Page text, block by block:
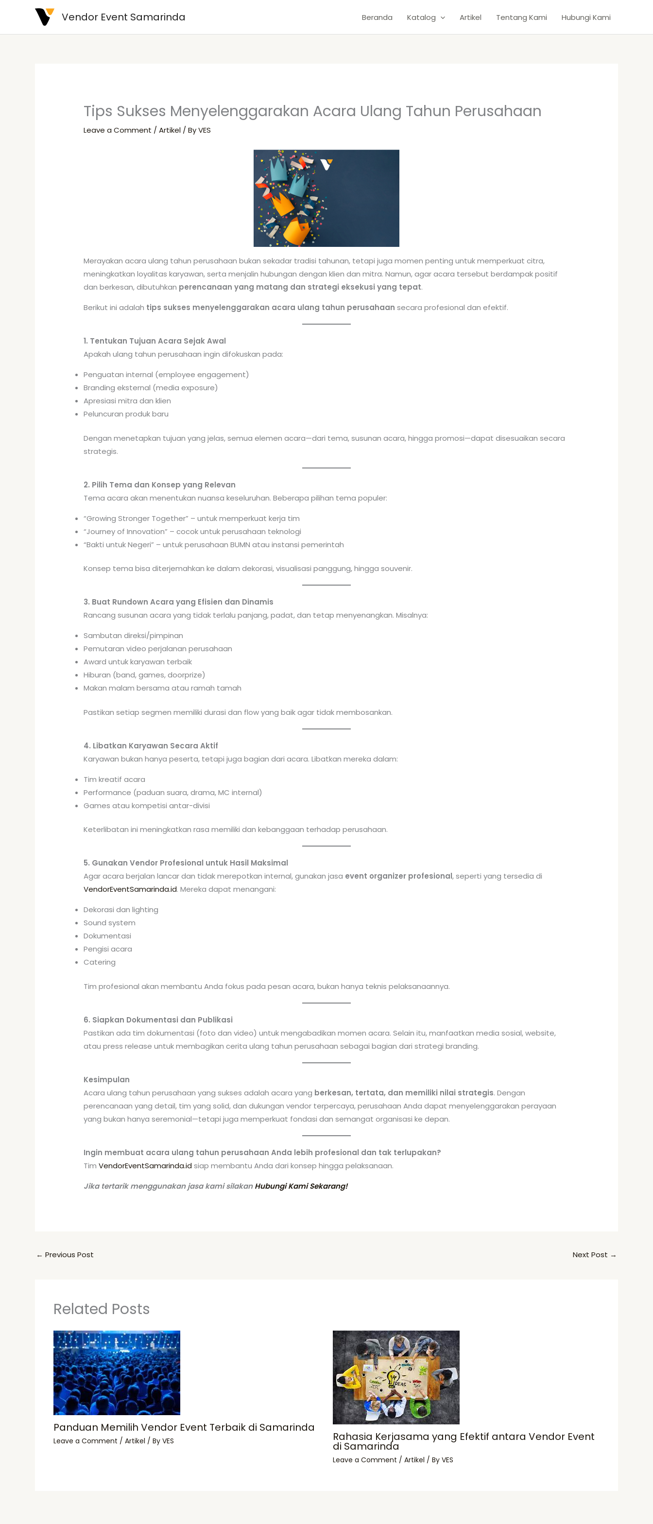
content
Vendor Event Samarinda Beranda Katalog Artikel Tentang Kami Hubungi Kami
Tips Sukses Menyelenggarakan Acara Ulang Tahun Perusahaan
Leave a Comment /Artikel / ByVES
Merayakan acara ulang tahun perusahaan bukan sekadar tradisi tahunan, tetapi juga momen penting untuk memperkuat citra,
meningkatkan loyalitas karyawan, serta menjalin hubungan dengan klien dan mitra. Namun, agar acara tersebut berdampak positif
dan berkesan, dibutuhkan perencanaan yang matang dan strategi eksekusi yang tepat.
Berikut ini adalah tips sukses menyelenggarakan acara ulang tahun perusahaan secara profesional dan efektif.
1. Tentukan Tujuan Acara Sejak Awal
Apakah ulang tahun perusahaan ingin difokuskan pada:
Penguatan internal (employee engagement)
Branding eksternal (media exposure)
Apresiasi mitra dan klien
Peluncuran produk baru
Dengan menetapkan tujuan yang jelas, semua elemen acara—dari tema, susunan acara, hingga promosi—dapat disesuaikan secara
strategis.
2. Pilih Tema dan Konsep yang Relevan
Tema acara akan menentukan nuansa keseluruhan. Beberapa pilihan tema populer:
“Growing Stronger Together” – untuk memperkuat kerja tim
“Journey of Innovation” – cocok untuk perusahaan teknologi
“Bakti untuk Negeri” – untuk perusahaan BUMN atau instansi pemerintah
Konsep tema bisa diterjemahkan ke dalam dekorasi, visualisasi panggung, hingga souvenir.
3. Buat Rundown Acara yang Efisien dan Dinamis
Rancang susunan acara yang tidak terlalu panjang, padat, dan tetap menyenangkan. Misalnya:
Sambutan direksi/pimpinan
Pemutaran video perjalanan perusahaan
Award untuk karyawan terbaik
Hiburan (band, games, doorprize)
Makan malam bersama atau ramah tamah
Pastikan setiap segmen memiliki durasi dan flow yang baik agar tidak membosankan.
4. Libatkan Karyawan Secara Aktif
Karyawan bukan hanya peserta, tetapi juga bagian dari acara. Libatkan mereka dalam:
Tim kreatif acara
Performance (paduan suara, drama, MC internal)
Games atau kompetisi antar-divisi
Keterlibatan ini meningkatkan rasa memiliki dan kebanggaan terhadap perusahaan.
5. Gunakan Vendor Profesional untuk Hasil Maksimal
Agar acara berjalan lancar dan tidak merepotkan internal, gunakan jasa event organizer profesional, seperti yang tersedia di
VendorEventSamarinda.id. Mereka dapat menangani:
Dekorasi dan lighting
Sound system
Dokumentasi
Pengisi acara
Catering
Tim profesional akan membantu Anda fokus pada pesan acara, bukan hanya teknis pelaksanaannya.
6. Siapkan Dokumentasi dan Publikasi
Pastikan ada tim dokumentasi (foto dan video) untuk mengabadikan momen acara. Selain itu, manfaatkan media sosial, website,
atau press release untuk membagikan cerita ulang tahun perusahaan sebagai bagian dari strategi branding.
Kesimpulan
Acara ulang tahun perusahaan yang sukses adalah acara yang berkesan, tertata, dan memiliki nilai strategis. Dengan
perencanaan yang detail, tim yang solid, dan dukungan vendor terpercaya, perusahaan Anda dapat menyelenggarakan perayaan
yang bukan hanya seremonial—tetapi juga memperkuat fondasi dan semangat organisasi ke depan.
Ingin membuat acara ulang tahun perusahaan Anda lebih profesional dan tak terlupakan?
TimVendorEventSamarinda.id siap membantu Anda dari konsep hingga pelaksanaan.
Jika tertarik menggunakan jasa kami silakanHubungi Kami Sekarang!
← Previous Post Next Post →
Related Posts
Panduan Memilih Vendor Event Terbaik di Samarinda
Leave a Comment / Artikel / By VES Rahasia Kerjasama yang Efektif antara Vendor Event
di Samarinda
Leave a Comment / Artikel / By VES